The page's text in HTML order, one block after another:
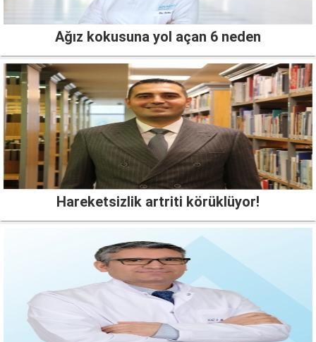
Ağız kokusuna yol açan 6 neden
Hareketsizlik artriti körüklüyor!